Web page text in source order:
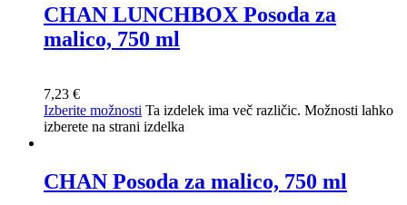
CHAN LUNCHBOX Posoda za
malico, 750 ml
7,23 €
Izberite možnosti Ta izdelek ima več različic. Možnosti lahko
izberete na strani izdelka
CHAN Posoda za malico, 750 ml